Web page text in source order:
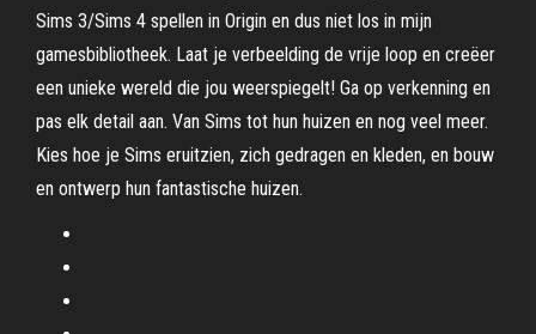
Sims 3/Sims 4 spellen in Origin en dus niet los in mijn
gamesbibliotheek. Laat je verbeelding de vrije loop en creëer
een unieke wereld die jou weerspiegelt! Ga op verkenning en
pas elk detail aan. Van Sims tot hun huizen en nog veel meer.
Kies hoe je Sims eruitzien, zich gedragen en kleden, en bouw
en ontwerp hun fantastische huizen.